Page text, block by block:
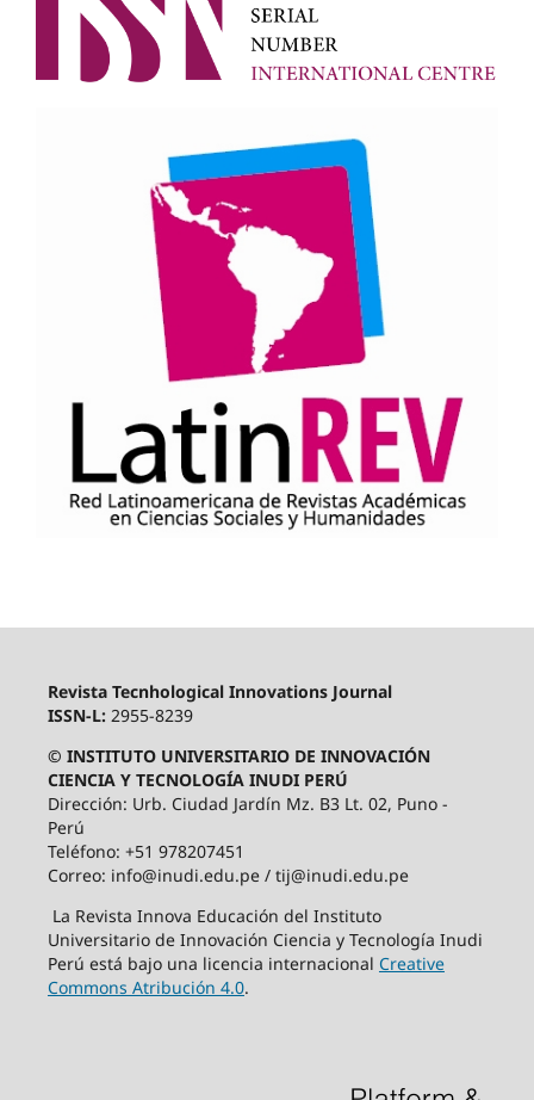
Revista Tecnhological Innovations Journal
ISSN-L: 2955-8239
© INSTITUTO UNIVERSITARIO DE INNOVACIÓN
CIENCIA Y TECNOLOGÍA INUDI PERÚ
Dirección: Urb. Ciudad Jardín Mz. B3 Lt. 02, Puno -
Perú
Teléfono: +51 978207451
Correo: info@inudi.edu.pe / tij@inudi.edu.pe
La Revista Innova Educación del Instituto
Universitario de Innovación Ciencia y Tecnología Inudi
Perú está bajo una licencia internacional Creative
Commons Atribución 4.0.